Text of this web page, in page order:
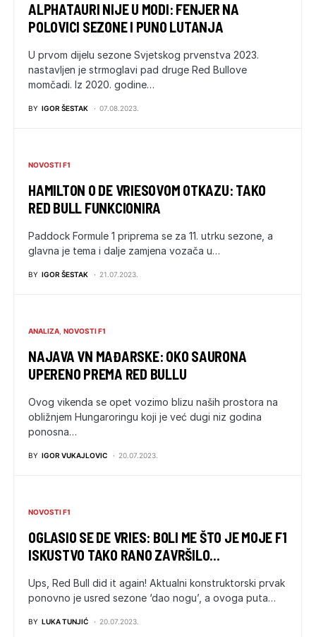
ALPHATAURI NIJE U MODI: FENJER NA
POLOVICI SEZONE I PUNO LUTANJA
U prvom dijelu sezone Svjetskog prvenstva 2023.
nastavljen je strmoglavi pad druge Red Bullove
momčadi. Iz 2020. godine…
BY IGOR ŠESTAK 07.08.2023.
NOVOSTI F1
HAMILTON O DE VRIESOVOM OTKAZU: TAKO
RED BULL FUNKCIONIRA
Paddock Formule 1 priprema se za 11. utrku sezone, a
glavna je tema i dalje zamjena vozača u…
BY IGOR ŠESTAK 21.07.2023.
ANALIZA NOVOSTI F1
NAJAVA VN MAĐARSKE: OKO SAURONA
UPERENO PREMA RED BULLU
Ovog vikenda se opet vozimo blizu naših prostora na
obližnjem Hungaroringu koji je već dugi niz godina
ponosna…
BY IGOR VUKAJLOVIC 20.07.2023.
NOVOSTI F1
OGLASIO SE DE VRIES: BOLI ME ŠTO JE MOJE F1
ISKUSTVO TAKO RANO ZAVRŠILO…
Ups, Red Bull did it again! Aktualni konstruktorski prvak
ponovno je usred sezone ‘dao nogu’, a ovoga puta…
BY LUKA TUNJIĆ 20.07.2023.